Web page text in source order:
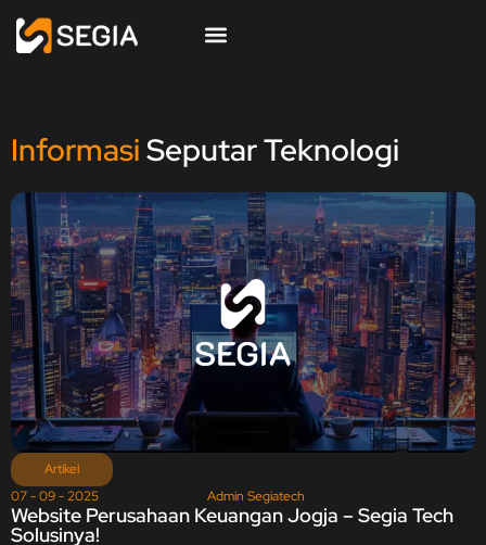
InformasiSeputar Teknologi
Artikel
07 - 09 - 2025
Admin Segiatech
Website Perusahaan Keuangan Jogja – Segia Tech
Solusinya!